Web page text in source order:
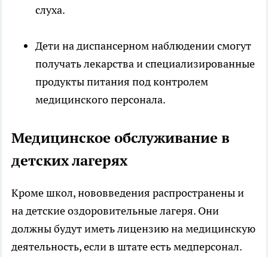
слуха.
Дети на диспансерном наблюдении смогут
получать лекарства и специализированные
продукты питания под контролем
медицинского персонала.
Медицинское обслуживание в
детских лагерях
Кроме школ, нововведения распространены и
на детские оздоровительные лагеря. Они
должны будут иметь лицензию на медицинскую
деятельность, если в штате есть медперсонал.